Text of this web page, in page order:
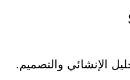
الإنشائي والتصميم.